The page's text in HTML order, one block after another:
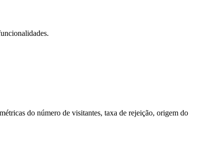
do número de visitantes, taxa de rejeição, origem do